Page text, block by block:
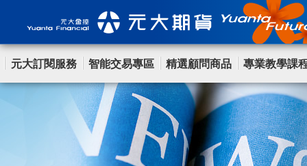
元大訂閱服務 智能交易專區 精選顧問商品 專業教學課